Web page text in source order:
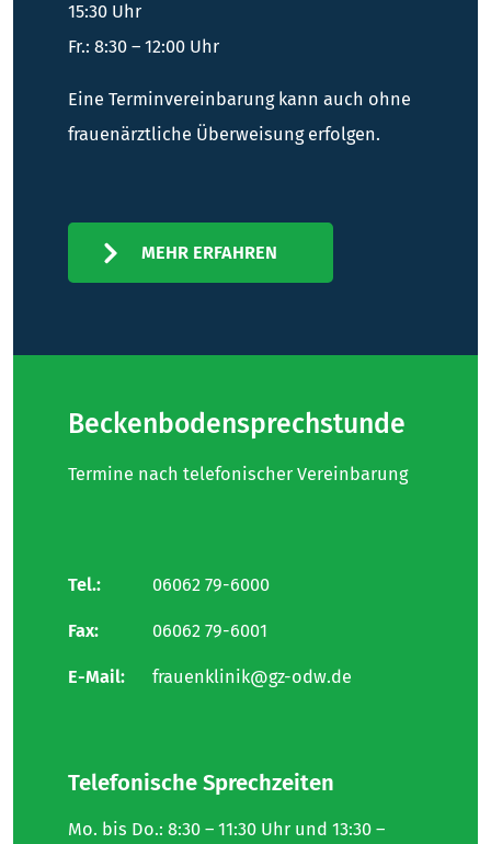
15:30 Uhr
Fr.: 8:30 – 12:00 Uhr
Eine Terminvereinbarung kann auch ohne
frauenärztliche Überweisung erfolgen.
MEHR ERFAHREN
Beckenbodensprechstunde
Termine nach telefonischer Vereinbarung
Tel.: 06062 79-6000
Fax: 06062 79-6001
E-Mail: frauenklinik@gz-odw.de
Telefonische Sprechzeiten
Mo. bis Do.: 8:30 – 11:30 Uhr und 13:30 –